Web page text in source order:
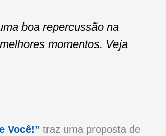
boa repercussão na
momentos. Veja
Você!” traz uma proposta de